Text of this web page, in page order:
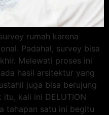
rumah karena
Padahal, survey bisa
Melewati proses ini
hasil arsitektur yang
juga bisa berujung
kali ini DELUTION
tahapan satu ini begitu